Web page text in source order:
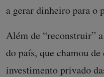
a gerar dinheiro para o
Além de “reconstruir”
do país, que chamou de
investimento privado